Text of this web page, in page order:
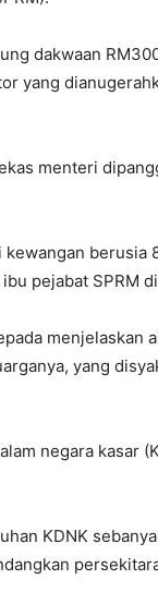
dakwaan
yang
menteri
berusia
pejabat SPRM
menjelaskan
yang
negara kasar
KDNK